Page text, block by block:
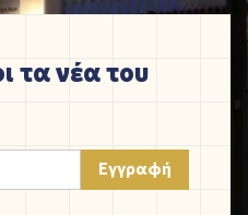
τα νέα του